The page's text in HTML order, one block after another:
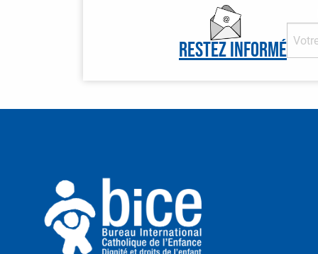
Restez informé